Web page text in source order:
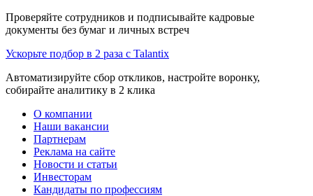
Проверяйте сотрудников и подписывайте кадровые
документы без бумаг и личных встреч
Ускорьте подбор в 2 раза с Talantix
Автоматизируйте сбор откликов, настройте воронку,
собирайте аналитику в 2 клика
О компании
Наши вакансии
Партнерам
Реклама на сайте
Новости и статьи
Инвесторам
Кандидаты по профессиям